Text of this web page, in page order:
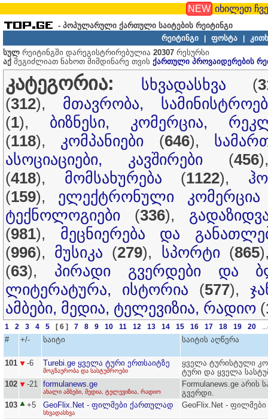
NEW იხილეთ
- პოპულარული ქართული საიტების რეიტინგი
რეიტინგი
ფოსტა
სულ რეიტინგში დარეგისტრირებულია 20307 რესურსი
აქ შეგიძლიათ ნახოთ მიმდინარე თვის ქართული პროვაიდერების
კატეგორია: სხვადასხვა (
(312), მთავრობა,
(1), ბიზნესი, კომერცია,
(118), კომპანიები (646),
ასოციაციები, კავშირები (456
(418), მომსახურება (1122),
(159), ელექტრონული კომერცია
ტექნოლოგიები (336),
(981), მეცნიერება და
(996), მუსიკა (279), სპორტი(865
(63), პირადი გვერდები და
ლიტერატურა, ისტორია (577),
ამბები, მედია, ტელევიზია, რადიო (
1 2 3 4 5 [ 6 ] 7 8 9 10 11 12 13 14 15 16 17 18 19 20 ...
# +/- საიტი საიტის აღწერა
101 -6 Turebi.ge ყველა ტური ერთსაიტზე
მოგზაურობა და სასტუმროები
ყველა ტურისტული
ტური და ყველა
102
-21 formulanews.ge
ახალი ამბები, მედია, ტელევიზია, რადიო
Formulanews.ge არის
გვერდი.
103
+5 GeoFlix.Net - ფილმები ქართულად
სხვადასხვა
GeoFlix.Net -